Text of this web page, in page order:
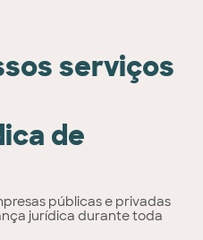
serviços
de
públicas e privadas
jurídica durante toda